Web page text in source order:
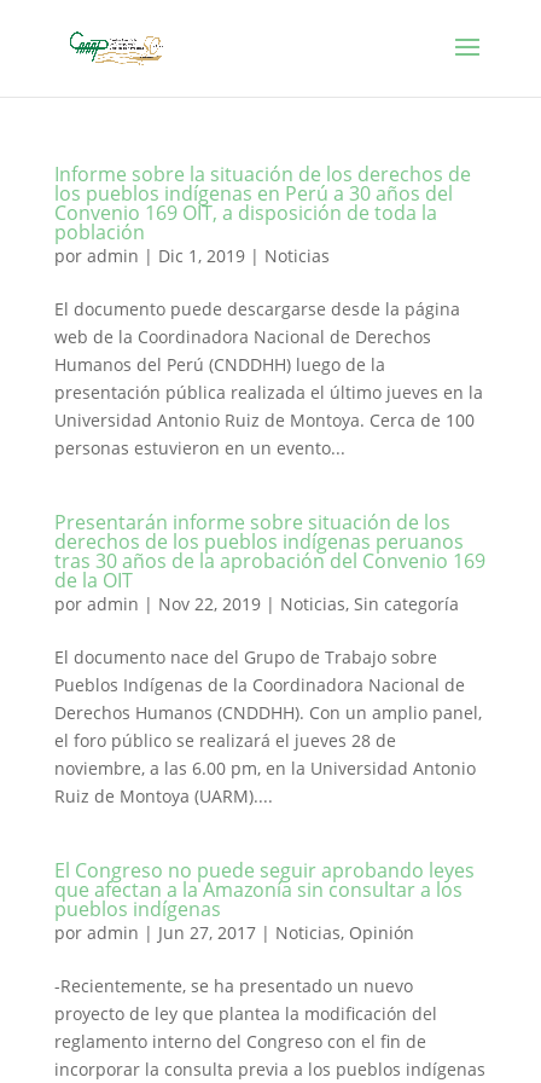
Informe sobre la situación de los derechos de
los pueblos indígenas en Perú a 30 años del
Convenio 169 OIT, a disposición de toda la
población
por admin | Dic 1, 2019| Noticias
El documento puede descargarse desde la página
web de la Coordinadora Nacional de Derechos
Humanos del Perú (CNDDHH) luego de la
presentación pública realizada el último jueves en la
Universidad Antonio Ruiz de Montoya. Cerca de 100
personas estuvieron en un evento...
Presentarán informe sobre situación de los
derechos de los pueblos indígenas peruanos
tras 30 años de la aprobación del Convenio 169
de la OIT
por admin | Nov 22, 2019| Noticias, Sin categoría
El documento nace del Grupo de Trabajo sobre
Pueblos Indígenas de la Coordinadora Nacional de
Derechos Humanos (CNDDHH). Con un amplio panel,
el foro público se realizará el jueves 28 de
noviembre, a las 6.00 pm, en la Universidad Antonio
Ruiz de Montoya (UARM)....
El Congreso no puede seguir aprobando leyes
que afectan a la Amazonía sin consultar a los
pueblos indígenas
por admin | Jun 27, 2017| Noticias, Opinión
-Recientemente, se ha presentado un nuevo
proyecto de ley que plantea la modificación del
reglamento interno del Congreso con el fin de
incorporar la consulta previa a los pueblos indígenas